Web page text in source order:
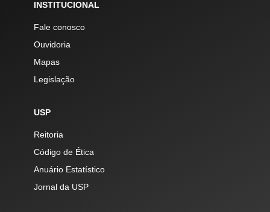
INSTITUCIONAL
Fale conosco
Ouvidoria
Mapas
Legislação
USP
Reitoria
Código de Ética
Anuário Estatístico
Jornal da USP